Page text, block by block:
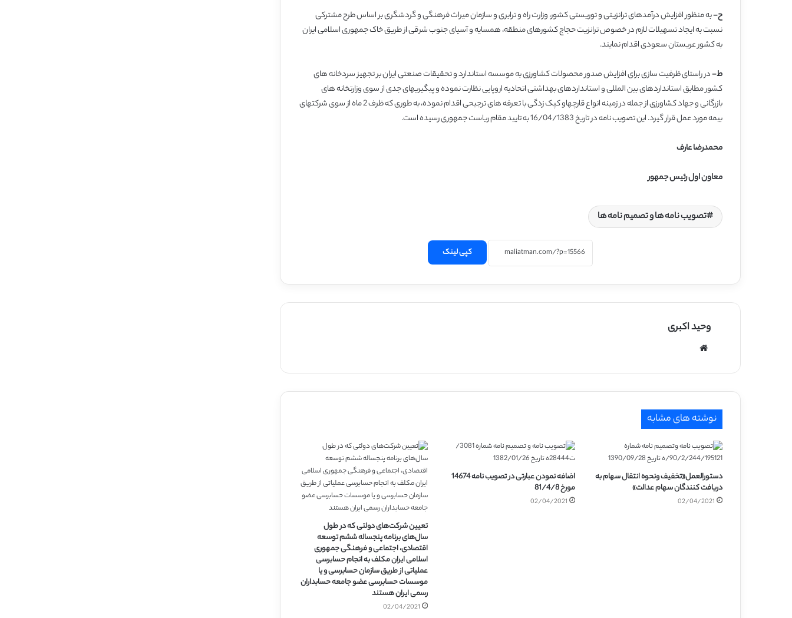
ح-به منظور افزایش درآمدهای ترانزیتی و توریستی کشور، وزارت راه و ترابری و سازمان میراث فرهنگی و گردشگری بر اساس طرح مشترکی
نسبت به ایجاد تسهیلات لازم در خصوص ترانزیت حجاج کشورهای منطقه، همسایه و آسیای جنوب شرقی از طریق خاک جمهوری اسلامی ایران
به کشور عربستان سعودی اقدام نمایند.
ط-در راستای ظرفیت سازی برای افزایش صدور محصولات کشاورزی به موسسه استاندارد و تحقیقات صنعتی ایران بر تجهیز سردخانه های
کشور مطابق استانداردهای بین المللی و استانداردهای بهداشتی اتحادیه اروپایی نظارت نموده و پیگیریهای جدی از سوی وزارتخانه های
بازرگانی و جهاد کشاورزی از جمله در زمینه انواع قارچهاو کپک زدگی با تعرفه های ترجیحی اقدام نموده، به طوری که ظرف 2 ماه از سوی شرکتهای
بیمه مورد عمل قرار گیرد. این تصویب نامه در تاریخ 16/04/1383 به تایید مقام ریاست جمهوری رسیده است.
محمدرضا عارف
معاون اول رئیس جمهور
تصویب نامه ها و تصمیم نامه ها
کپی لینک
وحید اکبری
نوشته های مشابه
دستورالعمل«تخفیف ونحوه انتقال سهام به
دریافت کنندگان سهام عدالت»
02/04/2021
اضافه نمودن عبارتی در تصویب نامه 14674
مورخ 81/4/8
02/04/2021
تعیین شرکت‌های دولتی که در طول
سال‌های برنامه پنجساله ششم توسعه
اقتصادی، اجتماعی و فرهنگی جمهوری
اسلامی ایران مکلف به انجام حسابرسی
عملیاتی از طریق سازمان حسابرسی و یا
موسسات حسابرسی عضو جامعه حسابداران
رسمی ایران هستند
02/04/2021